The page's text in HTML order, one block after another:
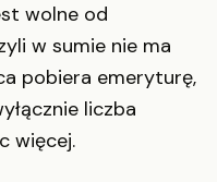
wolne od
w sumie nie ma
pobiera emeryturę,
liczba
więcej.